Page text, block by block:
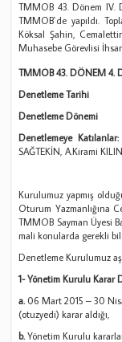
TMMOB 43. Dönem IV.
TMMOB`de yapıldı.
Köksal Şahin,
Muhasebe Görevlisi
TMMOB 43. DÖNEM4.
Denetleme Tarihi
Denetleme Dönemi
Denetlemeye Katılanlar:
SAĞTEKİN, A.Kirami
Kurulumuz yapmış
Oturum Yazmanlığına
TMMOB Sayman Üyesi
mali konularda gerekli
Denetleme Kurulumuz
1- Yönetim Kurulu Karar
a. 06 Mart 2015 – 30
(otuzyedi) karar aldığı,
b. Yönetim Kurulu